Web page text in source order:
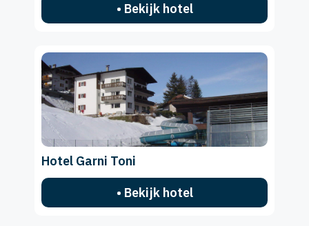
• Bekijk hotel
Hotel Garni Toni
• Bekijk hotel